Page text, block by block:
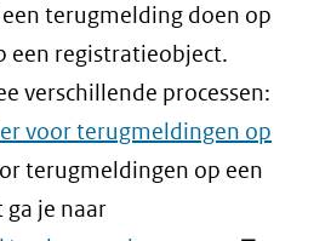
terugmelding doen op
een registratieobject.
verschillende processen:
voor terugmeldingen op
terugmeldingen op een
je naar